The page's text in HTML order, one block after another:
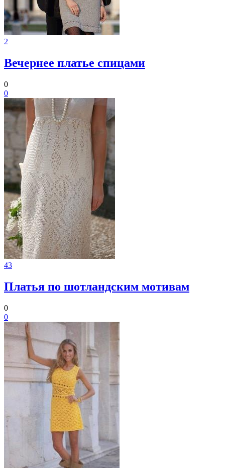
2
Вечернее платье спицами
0
0
43
Платья по шотландским мотивам
0
0